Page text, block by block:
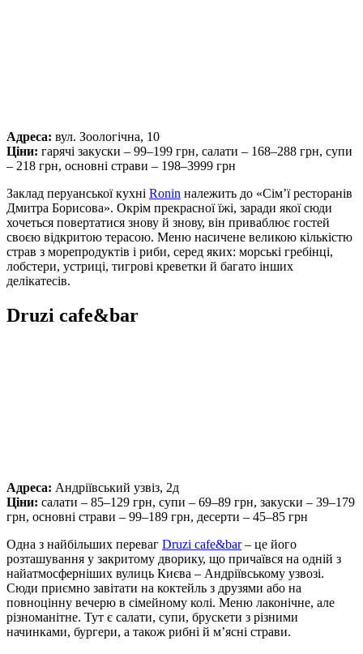
Адреса: вул. Зоологічна, 10
Ціни: гарячі закуски – 99–199 грн, салати – 168–288 грн, супи
– 218 грн, основні страви – 198–3999 грн
Заклад перуанської кухні Ronin належить до «Сім’ї ресторанів
Дмитра Борисова». Окрім прекрасної їжі, заради якої сюди
хочеться повертатися знову й знову, він приваблює гостей
своєю відкритою терасою. Меню насичене великою кількістю
страв з морепродуктів і риби, серед яких: морські гребінці,
лобстери, устриці, тигрові креветки й багато інших
делікатесів.
Druzi cafe&bar
Адреса: Андріївський узвіз, 2д
Ціни: салати – 85–129 грн, супи – 69–89 грн, закуски – 39–179
грн, основні страви – 99–189 грн, десерти – 45–85 грн
Одна з найбільших переваг Druzi cafe&bar– це його
розташування у закритому дворику, що причаївся на одній з
найатмосферніших вулиць Києва – Андріївському узвозі.
Сюди приємно завітати на коктейль з друзями або на
повноцінну вечерю в сімейному колі. Меню лаконічне, але
різноманітне. Тут є салати, супи, брускети з різними
начинками, бургери, а також рибні й м’ясні страви.